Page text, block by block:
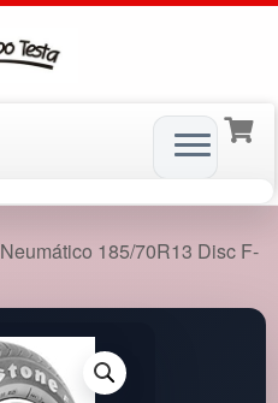
Neumático 185/70R13 Disc F-